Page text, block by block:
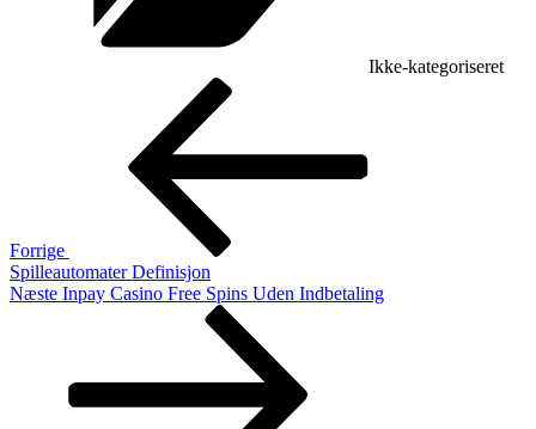
Ikke-kategoriseret
Indlægsnavigation
Forrige
Spilleautomater Definisjon
Næste
Næste Inpay Casino Free Spins Uden Indbetaling